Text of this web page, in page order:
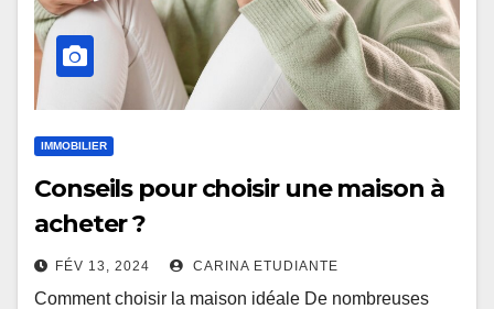
IMMOBILIER
Conseils pour choisir une maison à
acheter ?
FÉV 13, 2024 CARINA ETUDIANTE
Comment choisir la maison idéale De nombreuses